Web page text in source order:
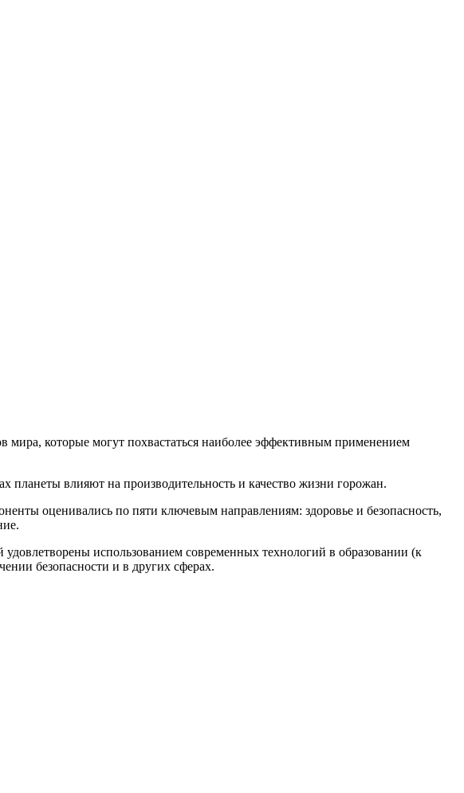
которые могут похвастаться наиболее эффективным применением
планеты влияют на производительность и качество жизни горожан.
оценивались по пяти ключевым направлениям: здоровье и безопасность,
использованием современных технологий в образовании (к
безопасности и в других сферах.